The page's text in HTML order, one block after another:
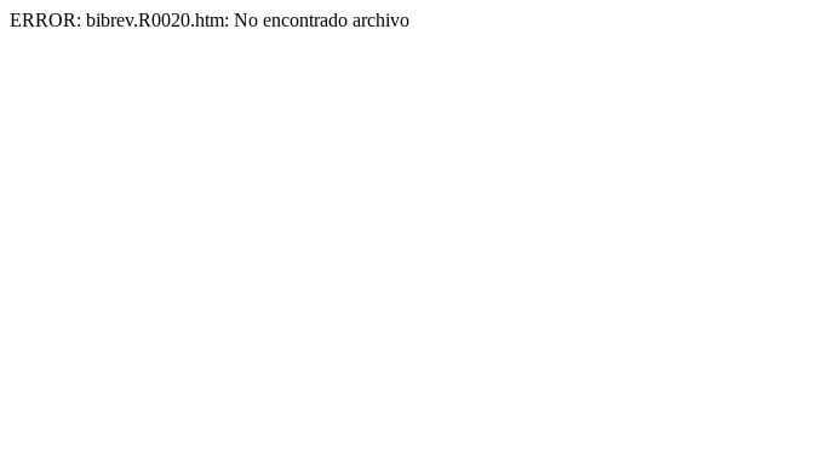
ERROR: bibrev.R0020.htm: No encontrado archivo